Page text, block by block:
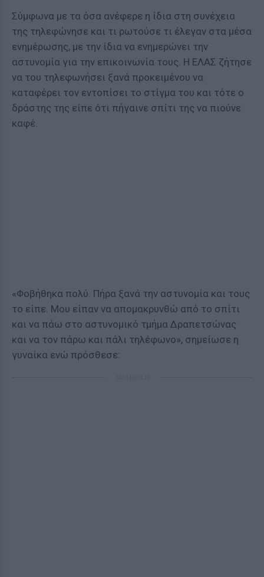
Σύμφωνα με τα όσα ανέφερε η ίδια στη συνέχεια
της τηλεφώνησε και τι ρωτούσε τι έλεγαν στα μέσα
ενημέρωσης, με την ίδια να ενημερώνει την
αστυνομία για την επικοινωνία τους. Η ΕΛΑΣ ζήτησε
να του τηλεφωνήσει ξανά προκειμένου να
καταφέρει τον εντοπίσει το στίγμα του και τότε ο
δράστης της είπε ότι πήγαινε σπίτι της να πιούνε
καφέ.
«Φοβήθηκα πολύ. Πήρα ξανά την αστυνομία και τους
το είπε. Μου είπαν να απομακρυνθώ από το σπίτι
και να πάω στο αστυνομικό τμήμα Δραπετσώνας
και να τον πάρω και πάλι τηλέφωνο», σημείωσε η
γυναίκα ενώ πρόσθεσε: